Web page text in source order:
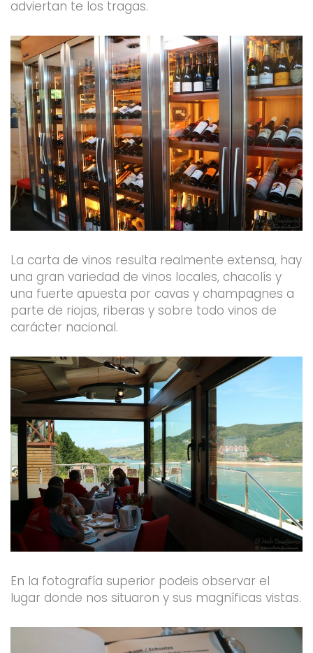
adviertan te los tragas.
La carta de vinos resulta realmente extensa, hay
una gran variedad de vinos locales, chacolís y
una fuerte apuesta por cavas y champagnes a
parte de riojas, riberas y sobre todo vinos de
carácter nacional.
En la fotografía superior podeis observar el
lugar donde nos situaron y sus magníficas vistas.